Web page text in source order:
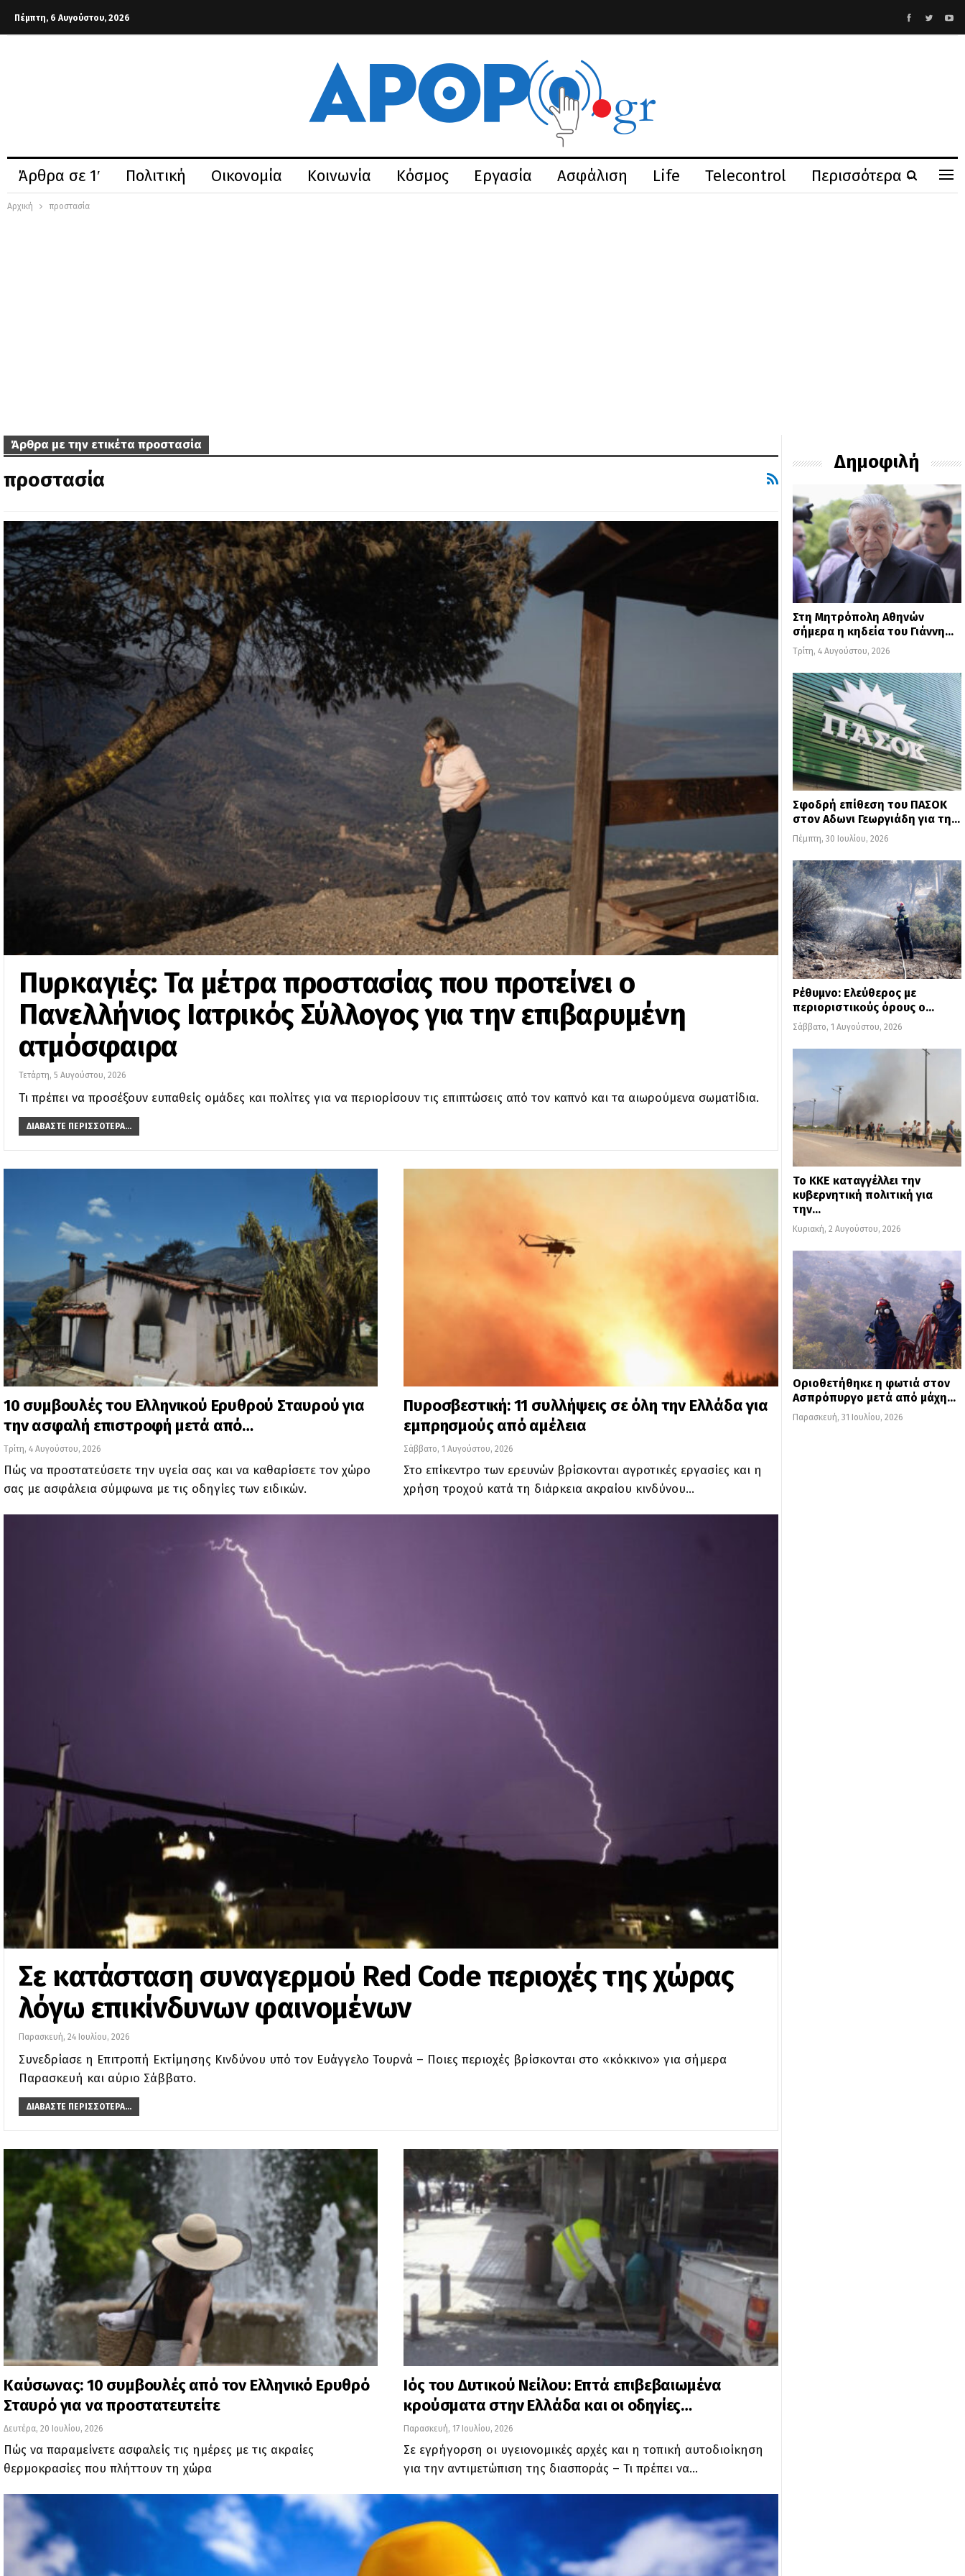
Πέμπτη, 6 Αυγούστου, 2026
Άρθρα σε 1′ Πολιτική Οικονομία Κοινωνία Κόσμος Εργασία Ασφάλιση Life Telecontrol Περισσότερα
Αρχική προστασία
Άρθρα με την ετικέτα προστασία
προστασία
Πυρκαγιές: Τα μέτρα προστασίας που προτείνει ο
Πανελλήνιος Ιατρικός Σύλλογος για την επιβαρυμένη
ατμόσφαιρα
Τετάρτη, 5 Αυγούστου, 2026
Τι πρέπει να προσέξουν ευπαθείς ομάδες και πολίτες για να περιορίσουν τις επιπτώσεις από τον καπνό και τα αιωρούμενα σωματίδια.
ΔΙΑΒΆΣΤΕ ΠΕΡΙΣΣΌΤΕΡΑ...
10 συμβουλές του Ελληνικού Ερυθρού Σταυρού για
την ασφαλή επιστροφή μετά από…
Τρίτη, 4 Αυγούστου, 2026
Πώς να προστατεύσετε την υγεία σας και να καθαρίσετε τον χώρο
σας με ασφάλεια σύμφωνα με τις οδηγίες των ειδικών.
Πυροσβεστική: 11 συλλήψεις σε όλη την Ελλάδα για
εμπρησμούς από αμέλεια
Σάββατο, 1 Αυγούστου, 2026
Στο επίκεντρο των ερευνών βρίσκονται αγροτικές εργασίες και η
χρήση τροχού κατά τη διάρκεια ακραίου κινδύνου…
Σε κατάσταση συναγερμού Red Code περιοχές της χώρας
λόγω επικίνδυνων φαινομένων
Παρασκευή, 24 Ιουλίου, 2026
Συνεδρίασε η Επιτροπή Εκτίμησης Κινδύνου υπό τον Ευάγγελο Τουρνά – Ποιες περιοχές βρίσκονται στο «κόκκινο» για σήμερα
Παρασκευή και αύριο Σάββατο.
ΔΙΑΒΆΣΤΕ ΠΕΡΙΣΣΌΤΕΡΑ...
Καύσωνας: 10 συμβουλές από τον Ελληνικό Ερυθρό
Σταυρό για να προστατευτείτε
Δευτέρα, 20 Ιουλίου, 2026
Πώς να παραμείνετε ασφαλείς τις ημέρες με τις ακραίες
θερμοκρασίες που πλήττουν τη χώρα
Ιός του Δυτικού Νείλου: Επτά επιβεβαιωμένα
κρούσματα στην Ελλάδα και οι οδηγίες…
Παρασκευή, 17 Ιουλίου, 2026
Σε εγρήγορση οι υγειονομικές αρχές και η τοπική αυτοδιοίκηση
για την αντιμετώπιση της διασποράς – Τι πρέπει να…
Δημοφιλή
Στη Μητρόπολη Αθηνών
σήμερα η κηδεία του Γιάννη…
Τρίτη, 4 Αυγούστου, 2026
Σφοδρή επίθεση του ΠΑΣΟΚ
στον Αδωνι Γεωργιάδη για τη…
Πέμπτη, 30 Ιουλίου, 2026
Ρέθυμνο: Ελεύθερος με
περιοριστικούς όρους ο…
Σάββατο, 1 Αυγούστου, 2026
Το ΚΚΕ καταγγέλλει την
κυβερνητική πολιτική για
την…
Κυριακή, 2 Αυγούστου, 2026
Οριοθετήθηκε η φωτιά στον
Ασπρόπυργο μετά από μάχη…
Παρασκευή, 31 Ιουλίου, 2026